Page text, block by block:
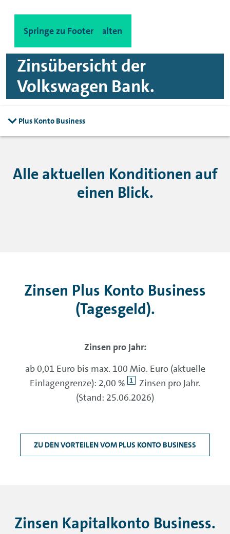
Spinge zu Hauptinhalten
Springe zu Footer
Zinsübersicht der
Volkswagen Bank.
Plus Konto Business
Alle aktuellen Konditionen auf
einen Blick.
Zinsen Plus Konto Business
(Tagesgeld).
Zinsen pro Jahr:
ab 0,01 Euro bis max. 100 Mio. Euro (aktuelle
Einlagengrenze): 2,00 % 1
Zinsen pro Jahr.
(Stand: 25.06.2026)
ZU DEN VORTEILEN VOM PLUS KONTO BUSINESS
Zinsen Kapitalkonto Business.